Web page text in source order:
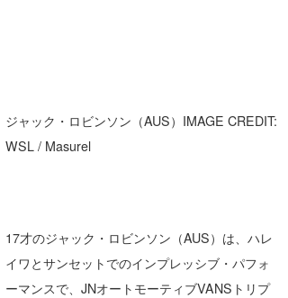
ジャック・ロビンソン（AUS）IMAGE CREDIT:
WSL / Masurel
17才のジャック・ロビンソン（AUS）は、ハレ
イワとサンセットでのインプレッシブ・パフォ
ーマンスで、JNオートモーティブVANSトリプ